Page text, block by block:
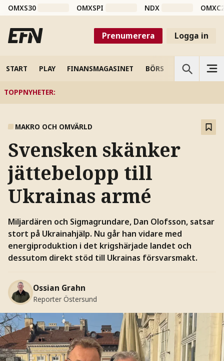
OMXS30 OMXSPI NDX
Prenumerera Logga in
START PLAY FINANSMAGASINET BÖRS VETENSKAP
TOPPNYHETER:
MAKRO OCH OMVÄRLD
Svensken skänker
jättebelopp till
Ukrainas armé
Miljardären och Sigmagrundare, Dan Olofsson, satsar
stort på Ukrainahjälp. Nu går han vidare med
energiproduktion i det krigshärjade landet och
dessutom direkt stöd till Ukrainas försvarsmakt.
Ossian Grahn
Reporter Östersund